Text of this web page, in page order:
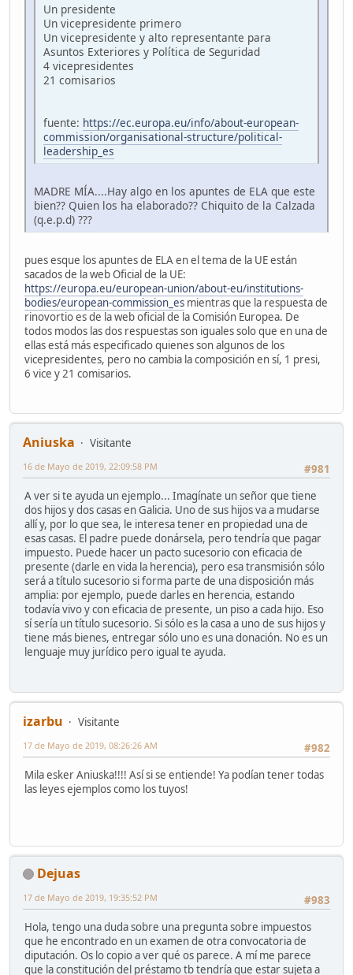
Un presidente
Un vicepresidente primero
Un vicepresidente y alto representante para
Asuntos Exteriores y Política de Seguridad
4 vicepresidentes
21 comisarios
fuente: https://ec.europa.eu/info/about-european-
commission/organisational-structure/political-
leadership_es
MADRE MÍA....Hay algo en los apuntes de ELA que este
bien?? Quien los ha elaborado?? Chiquito de la Calzada
(q.e.p.d) ???
pues esque los apuntes de ELA en el tema de la UE están
sacados de la web Oficial de la UE:
https://europa.eu/european-union/about-eu/institutions-
bodies/european-commission_es mientras que la respuesta de
rinovortio es de la web oficial de la Comisión Europea. De
todos modos las dos respuestas son iguales solo que en una de
ellas está más especificado quienes son algunos de los
vicepresidentes, pero no cambia la composición en sí, 1 presi,
6 vice y 21 comisarios.
Aniuska
Visitante
#981
16 de Mayo de 2019, 22:09:58 PM
A ver si te ayuda un ejemplo... Imagínate un señor que tiene
dos hijos y dos casas en Galicia. Uno de sus hijos va a mudarse
allí y, por lo que sea, le interesa tener en propiedad una de
esas casas. El padre puede donársela, pero tendría que pagar
impuesto. Puede hacer un pacto sucesorio con eficacia de
presente (darle en vida la herencia), pero esa transmisión sólo
será a título sucesorio si forma parte de una disposición más
amplia: por ejemplo, puede darles en herencia, estando
todavía vivo y con eficacia de presente, un piso a cada hijo. Eso
sí sería un título sucesorio. Si sólo es la casa a uno de sus hijos y
tiene más bienes, entregar sólo uno es una donación. No es un
lenguaje muy jurídico pero igual te ayuda.
izarbu
Visitante
#982
17 de Mayo de 2019, 08:26:26 AM
Mila esker Aniuska!!!! Así si se entiende! Ya podían tener todas
las leyes ejemplos como los tuyos!
Dejuas
#983
17 de Mayo de 2019, 19:35:52 PM
Hola, tengo una duda sobre una pregunta sobre impuestos
que he encontrado en un examen de otra convocatoria de
diputación. Os lo copio a ver qué os parece. A mí me parece
que la constitución del préstamo tb tendría que estar sujeta a